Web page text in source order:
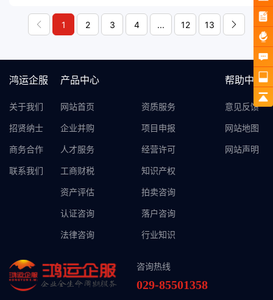
本高昂表示疑惑。鸿运企服
小编将从以下几个方面解析
注销公司成本高昂的原因。
1 2 3 4 ... 12 13
鸿运企服
关于我们
招贤纳士
商务合作
联系我们
产品中心
网站首页 资质服务
企业并购 项目申报
人才服务 经营许可
工商财税 知识产权
资产评估 拍卖咨询
认证咨询 落户咨询
法律咨询 行业知识
帮助中心
意见反馈
网站地图
网站声明
咨询热线
029-85501358